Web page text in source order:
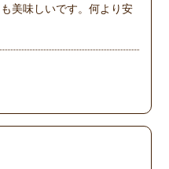
美味しいです。何より安